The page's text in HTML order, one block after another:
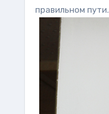
правильном пути.